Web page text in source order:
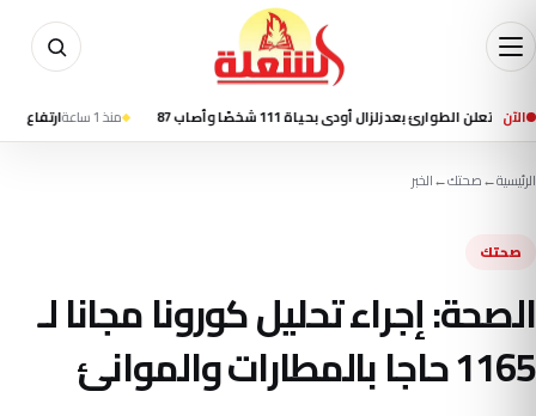
الآنبعد زلزال أودى بحياة 111 شخصًا وأصاب 87 منذ 1 ساعة ارتفاع ضحايا زلزال كولومبيا إلى 69
الرئيسية←صحتك←الخبر
صحتك
الصحة: إجراء تحليل كورونا مجانا لـ
1165 حاجا بالمطارات والموانئ